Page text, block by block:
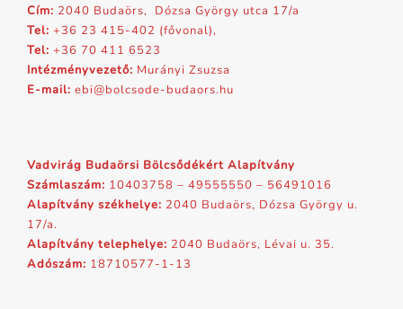
Cím: 2040 Budaörs, Dózsa György utca 17/a
Tel: +36 23 415-402 (fővonal),
Tel: +36 70 411 6523
Intézményvezető: Murányi Zsuzsa
E-mail: ebi@bolcsode-budaors.hu
Vadvirág Budaörsi Bölcsődékért Alapítvány
Számlaszám: 10403758 – 49555550 – 56491016
Alapítvány székhelye: 2040 Budaörs, Dózsa György u.
17/a.
Alapítvány telephelye: 2040 Budaörs, Lévai u. 35.
Adószám: 18710577-1-13